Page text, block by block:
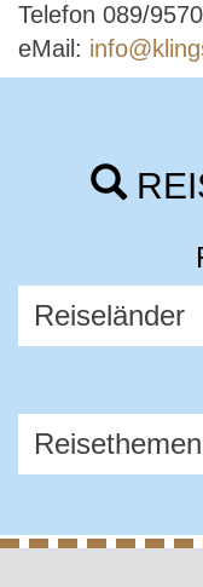
Telefon 089/
eMail: